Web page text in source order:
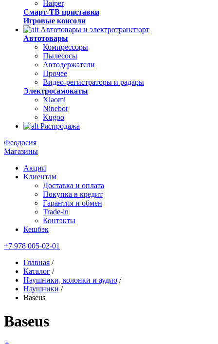
Haiper
Смарт-ТВ приставки
Игровые консоли
Автотовары и электротранспорт
Автотовары
Компрессоры
Пылесосы
Автодержатели
Прочее
Видео-регистраторы и радары
Электросамокаты
Xiaomi
Ninebot
Kugoo
Распродажа
Феодосия
Магазины
Акции
Клиентам
Доставка и оплата
Покупка в кредит
Гарантия и обмен
Trade-in
Контакты
Кешбэк
+7 978 005-02-01
Главная /
Каталог /
Наушники, колонки и аудио /
Наушники /
Baseus
Baseus